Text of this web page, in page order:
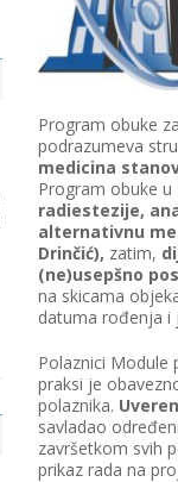
Program obuke
podrazumeva
medicina
Program obuke
radiestezije,
alternativnu
Drinčić), zatim,
(ne)usepšno
na skicama
datuma rođenja i
Polaznici
praksi je
polaznika.
savladao
završetkom svih
prikaz rada na